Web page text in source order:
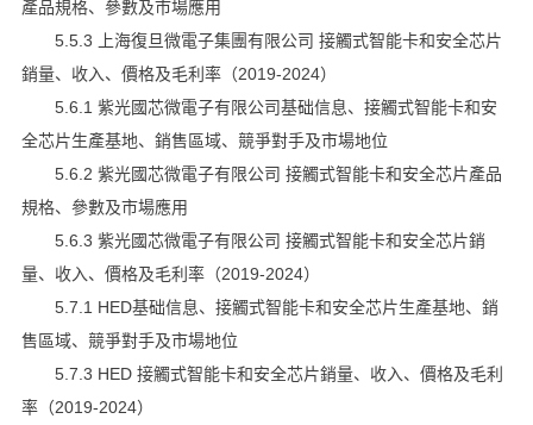
產品規格、參數及市場應用
5.5.3 上海復旦微電子集團有限公司 接觸式智能卡和安全芯片
銷量、收入、價格及毛利率（2019-2024）
5.6.1 紫光國芯微電子有限公司基础信息、接觸式智能卡和安
全芯片生產基地、銷售區域、競爭對手及市場地位
5.6.2 紫光國芯微電子有限公司 接觸式智能卡和安全芯片產品
規格、參數及市場應用
5.6.3 紫光國芯微電子有限公司 接觸式智能卡和安全芯片銷
量、收入、價格及毛利率（2019-2024）
5.7.1 HED基础信息、接觸式智能卡和安全芯片生產基地、銷
售區域、競爭對手及市場地位
5.7.3 HED 接觸式智能卡和安全芯片銷量、收入、價格及毛利
率（2019-2024）